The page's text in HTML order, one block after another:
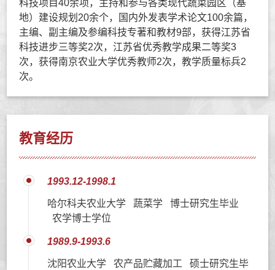
科技项目40余项，主持和参与各类现代蔬菜园区（基
地）建设规划20余个，国内外发表学术论文100余篇，
主编、副主编及参编科技专著和教材9部，获得江苏省
科技进步三等奖2次，江苏省优秀教学成果二等奖3
次，获得南京农业大学优秀教师2次，教学质量标兵2
次。
教育经历
1993.12-1998.1
哈尔科夫农业大学 蔬菜学 博士研究生毕业
农学博士学位
1989.9-1993.6
沈阳农业大学 农产品贮藏加工 硕士研究生毕